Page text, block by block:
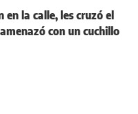
en la calle, les cruzó el
con un cuchillo